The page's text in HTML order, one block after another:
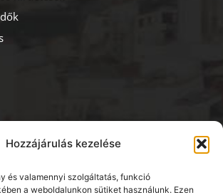
Hozzájárulás kezelése
és valamennyi szolgáltatás, funkció
a weboldalunkon sütiket használunk. Ezen
Lónyay u. 47.